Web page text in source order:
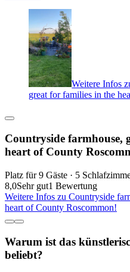
Weitere Infos
great for families in the
Countryside farmhouse,
heart of County
Platz für 9 Gäste · 5
8,0Sehr gut1 Bewertung
Weitere Infos zu Countryside
heart of County Roscommon!
Warum ist das
beliebt?